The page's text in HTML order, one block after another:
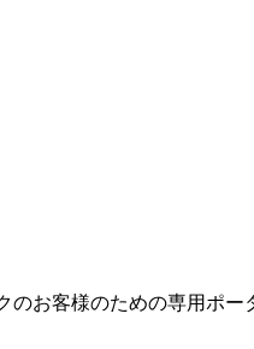
のお客様のための専用ポ